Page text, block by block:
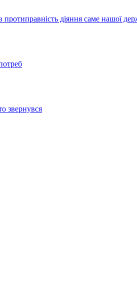
протиправність діяння саме нашої
звернувся